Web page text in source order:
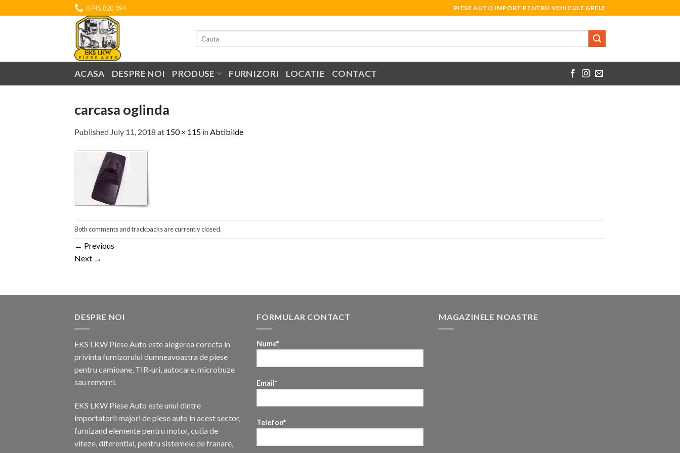
to
0745.820.894 PIESE AUTO IMPORT PENTRU VEHICULE GRELE
ACASA DESPRE NOI PRODUSE FURNIZORI LOCATIE CONTACT
carcasa oglinda
Published July 11, 2018 at 150 × 115 in Abtibilde
Both comments and trackbacks are currently closed.
← Previous
Next →
DESPRE NOI
EKS LKW Piese Auto este alegerea corecta in
privinta furnizorului dumneavoastra de piese
pentru camioane, TIR-uri, autocare, microbuze
sau remorci.
EKS LKW Piese Auto este unul dintre
importatorii majori de piese auto in acest sector,
furnizand elemente pentru motor, cutia de
viteze, diferential, pentru sistemele de franare,
FORMULAR CONTACT
Nume*
Email*
Telefon*
MAGAZINELE NOASTRE